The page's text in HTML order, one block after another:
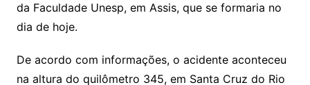
da Faculdade Unesp, em Assis, que se formaria no
dia de hoje.
De acordo com informações, o acidente aconteceu
na altura do quilômetro 345, em Santa Cruz do Rio